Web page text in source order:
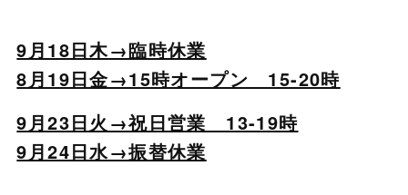
9月18日木→臨時休業
8月19日金→15時オープン 15-20時
9月23日火→祝日営業 13-19時
9月24日水→振替休業